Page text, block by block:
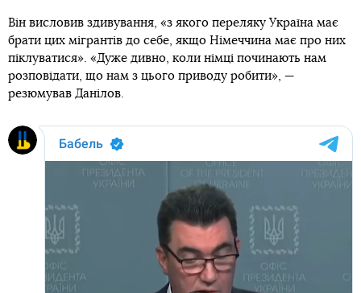
Він висловив здивування, «з якого переляку Україна має
брати цих мігрантів до себе, якщо Німеччина має про них
піклуватися». «Дуже дивно, коли німці починають нам
розповідати, що нам з цього приводу робити», —
резюмував Данілов.